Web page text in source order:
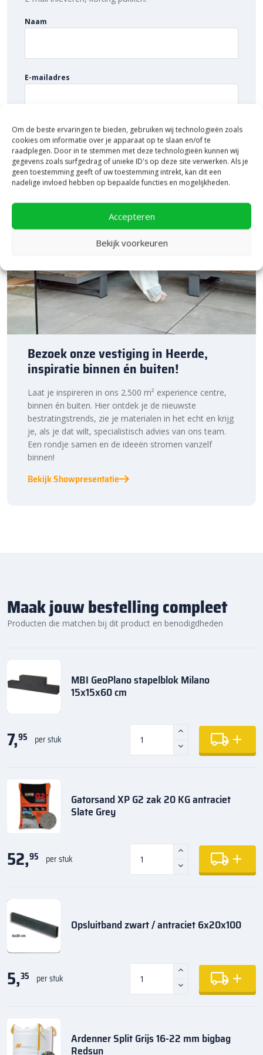
Om de beste ervaringen te bieden, gebruiken wij technologieën zoals
cookies om informatie over je apparaat op te slaan en/of te
raadplegen. Door in te stemmen met deze technologieën kunnen wij
gegevens zoals surfgedrag of unieke ID's op deze site verwerken. Als je
geen toestemming geeft of uw toestemming intrekt, kan dit een
nadelige invloed hebben op bepaalde functies en mogelijkheden.
Accepteren
Bekijk voorkeuren
ook nog eens snel aan de slag met jouw tuinproject. Bestel
daarom vandaag nog. Ontdek de hoogwaardige kwaliteit en
Naam
E-mailadres
Bezoek onze vestiging in Heerde,
inspiratie binnen én buiten!
Laat je inspireren in ons 2.500 m² experience centre,
binnen én buiten. Hier ontdek je de nieuwste
bestratingstrends, zie je materialen in het echt en krijg
je, als je dat wilt, specialistisch advies van ons team.
Een rondje samen en de ideeën stromen vanzelf
binnen!
Bekijk Showpresentatie
Maak jouw bestelling compleet
Producten die matchen bij dit product en benodigdheden
MBI GeoPlano stapelblok Milano
15x15x60 cm
7,95 per stuk
Gatorsand XP G2 zak 20 KG antraciet
Slate Grey
52,95 per stuk
Opsluitband zwart / antraciet 6x20x100
5,35 per stuk
Ardenner Split Grijs 16-22 mm bigbag
Redsun